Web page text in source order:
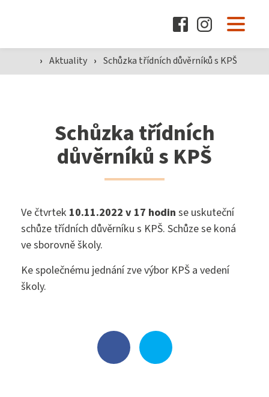
Pro žáky a rodiče
Dokumenty
Kontakty
Klub přátel školy
› Aktuality › Schůzka třídních důvěrníků s KPŠ
Schůzka třídních
důvěrníků s KPŠ
Ve čtvrtek 10.11.2022 v 17 hodin se uskuteční
schůze třídních důvěrníku s KPŠ. Schůze se koná
ve sborovně školy.
Ke společnému jednání zve výbor KPŠ a vedení
školy.